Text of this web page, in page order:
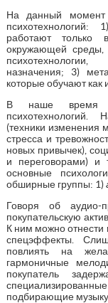
На данный
психотехнологий:
работают только
окружающей среды,
назначения; 3)
которые обучают как
В наше время
психотехнологий.
(техники изменения
стресса и
новых привычек),
и переговорами) и
основные
обширные группы: 1)
Говоря об аудио-
покупательскую
К ним можно отнести
спецэффекты.
повлиять на
гармоничные
покупатель
подбирающие музыку